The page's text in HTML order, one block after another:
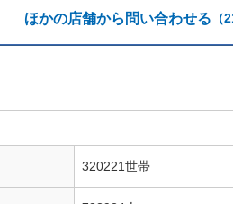
ほかの店舗から問い合わせる （
320221世帯